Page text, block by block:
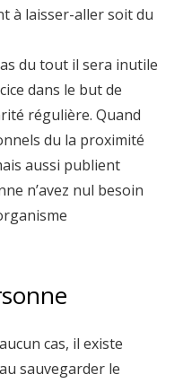
à laisser-aller soit du
du tout il sera inutile
dans le but de
régulière. Quand
du la proximité
aussi publient
n’avez nul besoin
cas, il existe
sauvegarder le